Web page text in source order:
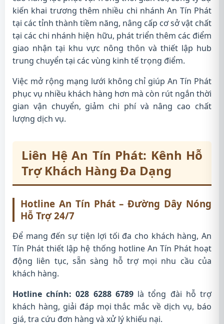
kiến khai trương thêm nhiều chi nhánh An Tín Phát
tại các tỉnh thành tiềm năng, nâng cấp cơ sở vật chất
tại các chi nhánh hiện hữu, phát triển thêm các điểm
giao nhận tại khu vực nông thôn và thiết lập hub
trung chuyển tại các vùng kinh tế trọng điểm.
Việc mở rộng mạng lưới không chỉ giúp An Tín Phát
phục vụ nhiều khách hàng hơn mà còn rút ngắn thời
gian vận chuyển, giảm chi phí và nâng cao chất
lượng dịch vụ.
Liên Hệ An Tín Phát: Kênh Hỗ
Trợ Khách Hàng Đa Dạng
Hotline An Tín Phát – Đường Dây Nóng
Hỗ Trợ 24/7
Để mang đến sự tiện lợi tối đa cho khách hàng, An
Tín Phát thiết lập hệ thống hotline An Tín Phát hoạt
động liên tục, sẵn sàng hỗ trợ mọi nhu cầu của
khách hàng.
Hotline chính: 028 6288 6789là tổng đài hỗ trợ
khách hàng, giải đáp mọi thắc mắc về dịch vụ, báo
giá, tra cứu đơn hàng và xử lý khiếu nại.